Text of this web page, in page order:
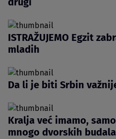
ISTRAŽUJEMO Egzit
mladih
Da li je biti Srbin
Kralja već imamo,
mnogo dvorskih budala